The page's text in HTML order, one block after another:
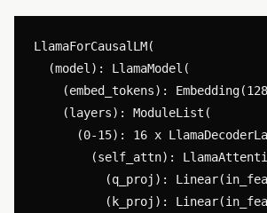
LlamaForCausalLM(
  (model): LlamaModel(
(embed_tokens):
    (layers): ModuleList(
(0-15): 16 x
(self_attn):
(q_proj):
(k_proj):